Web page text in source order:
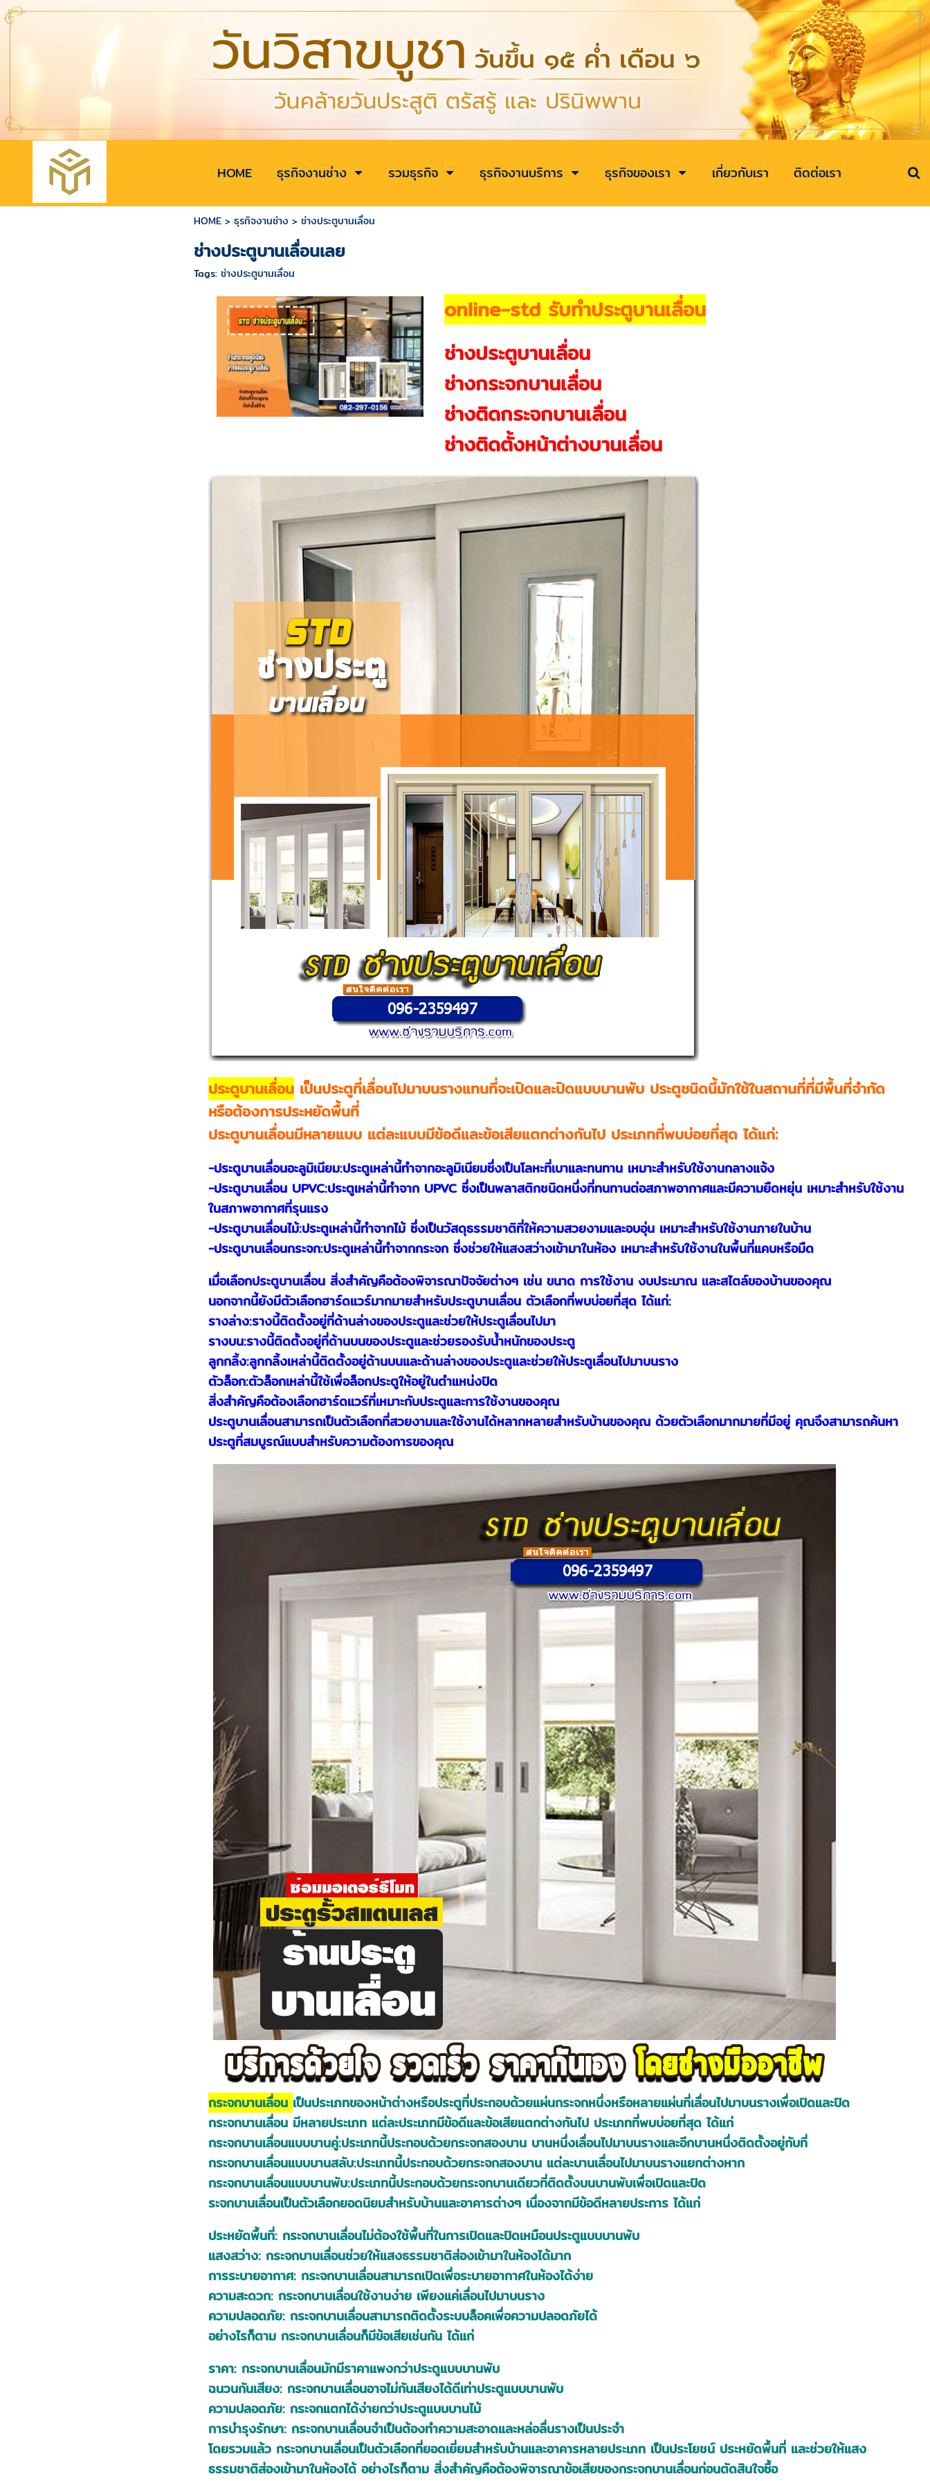
HOME ธุรกิจงานช่าง รวมธุรกิจ ธุรกิจงานบริการ ธุรกิจของเรา เกี่ยวกับเรา ติดต่อเรา
HOME> ธุรกิจงานช่าง > ช่างประตูบานเลื่อน
ช่างประตูบานเลื่อนเลย
Tags:ช่างประตูบานเลื่อน
online-std รับทำประตูบานเลื่อน
ช่างประตูบานเลื่อน
ช่างกระจกบานเลื่อน
ช่างติดกระจกบานเลื่อน
ช่างติดตั้งหน้าต่างบานเลื่อน
ประตูบานเลื่อน เป็นประตูที่เลื่อนไปมาบนรางแทนที่จะเปิดและปิดแบบบานพับ ประตูชนิดนี้มักใช้ในสถานที่ที่มีพื้นที่จำกัด
หรือต้องการประหยัดพื้นที่
ประตูบานเลื่อนมีหลายแบบ แต่ละแบบมีข้อดีและข้อเสียแตกต่างกันไป ประเภทที่พบบ่อยที่สุด ได้แก่:
-ประตูบานเลื่อนอะลูมิเนียม:ประตูเหล่านี้ทำจากอะลูมิเนียมซึ่งเป็นโลหะที่เบาและทนทาน เหมาะสำหรับใช้งานกลางแจ้ง
-ประตูบานเลื่อน UPVC:ประตูเหล่านี้ทำจาก UPVC ซึ่งเป็นพลาสติกชนิดหนึ่งที่ทนทานต่อสภาพอากาศและมีความยืดหยุ่น เหมาะสำหรับใช้งาน
ในสภาพอากาศที่รุนแรง
-ประตูบานเลื่อนไม้:ประตูเหล่านี้ทำจากไม้ ซึ่งเป็นวัสดุธรรมชาติที่ให้ความสวยงามและอบอุ่น เหมาะสำหรับใช้งานภายในบ้าน
-ประตูบานเลื่อนกระจก:ประตูเหล่านี้ทำจากกระจก ซึ่งช่วยให้แสงสว่างเข้ามาในห้อง เหมาะสำหรับใช้งานในพื้นที่แคบหรือมืด
เมื่อเลือกประตูบานเลื่อน สิ่งสำคัญคือต้องพิจารณาปัจจัยต่างๆ เช่น ขนาด การใช้งาน งบประมาณ และสไตล์ของบ้านของคุณ
นอกจากนี้ยังมีตัวเลือกฮาร์ดแวร์มากมายสำหรับประตูบานเลื่อน ตัวเลือกที่พบบ่อยที่สุด ได้แก่:
รางล่าง:รางนี้ติดตั้งอยู่ที่ด้านล่างของประตูและช่วยให้ประตูเลื่อนไปมา
รางบน:รางนี้ติดตั้งอยู่ที่ด้านบนของประตูและช่วยรองรับน้ำหนักของประตู
ลูกกลิ้ง:ลูกกลิ้งเหล่านี้ติดตั้งอยู่ด้านบนและด้านล่างของประตูและช่วยให้ประตูเลื่อนไปมาบนราง
ตัวล็อก:ตัวล็อกเหล่านี้ใช้เพื่อล็อกประตูให้อยู่ในตำแหน่งปิด
สิ่งสำคัญคือต้องเลือกฮาร์ดแวร์ที่เหมาะกับประตูและการใช้งานของคุณ
ประตูบานเลื่อนสามารถเป็นตัวเลือกที่สวยงามและใช้งานได้หลากหลายสำหรับบ้านของคุณ ด้วยตัวเลือกมากมายที่มีอยู่ คุณจึงสามารถค้นหา
ประตูที่สมบูรณ์แบบสำหรับความต้องการของคุณ
กระจกบานเลื่อน เป็นประเภทของหน้าต่างหรือประตูที่ประกอบด้วยแผ่นกระจกหนึ่งหรือหลายแผ่นที่เลื่อนไปมาบนรางเพื่อเปิดและปิด
กระจกบานเลื่อน มีหลายประเภท แต่ละประเภทมีข้อดีและข้อเสียแตกต่างกันไป ประเภทที่พบบ่อยที่สุด ได้แก่
กระจกบานเลื่อนแบบบานคู่:ประเภทนี้ประกอบด้วยกระจกสองบาน บานหนึ่งเลื่อนไปมาบนรางและอีกบานหนึ่งติดตั้งอยู่กับที่
กระจกบานเลื่อนแบบบานสลับ:ประเภทนี้ประกอบด้วยกระจกสองบาน แต่ละบานเลื่อนไปมาบนรางแยกต่างหาก
กระจกบานเลื่อนแบบบานพับ:ประเภทนี้ประกอบด้วยกระจกบานเดียวที่ติดตั้งบนบานพับเพื่อเปิดและปิด
ระจกบานเลื่อนเป็นตัวเลือกยอดนิยมสำหรับบ้านและอาคารต่างๆ เนื่องจากมีข้อดีหลายประการ ได้แก่
ประหยัดพื้นที่: กระจกบานเลื่อนไม่ต้องใช้พื้นที่ในการเปิดและปิดเหมือนประตูแบบบานพับ
แสงสว่าง: กระจกบานเลื่อนช่วยให้แสงธรรมชาติส่องเข้ามาในห้องได้มาก
การระบายอากาศ: กระจกบานเลื่อนสามารถเปิดเพื่อระบายอากาศในห้องได้ง่าย
ความสะดวก: กระจกบานเลื่อนใช้งานง่าย เพียงแค่เลื่อนไปมาบนราง
ความปลอดภัย: กระจกบานเลื่อนสามารถติดตั้งระบบล็อคเพื่อความปลอดภัยได้
อย่างไรก็ตาม กระจกบานเลื่อนก็มีข้อเสียเช่นกัน ได้แก่
ราคา: กระจกบานเลื่อนมักมีราคาแพงกว่าประตูแบบบานพับ
ฉนวนกันเสียง: กระจกบานเลื่อนอาจไม่กันเสียงได้ดีเท่าประตูแบบบานพับ
ความปลอดภัย: กระจกแตกได้ง่ายกว่าประตูแบบบานไม้
การบำรุงรักษา: กระจกบานเลื่อนจำเป็นต้องทำความสะอาดและหล่อลื่นรางเป็นประจำ
โดยรวมแล้ว กระจกบานเลื่อนเป็นตัวเลือกที่ยอดเยี่ยมสำหรับบ้านและอาคารหลายประเภท เป็นประโยชน์ ประหยัดพื้นที่ และช่วยให้แสง
ธรรมชาติส่องเข้ามาในห้องได้ อย่างไรก็ตาม สิ่งสำคัญคือต้องพิจารณาข้อเสียของกระจกบานเลื่อนก่อนตัดสินใจซื้อ